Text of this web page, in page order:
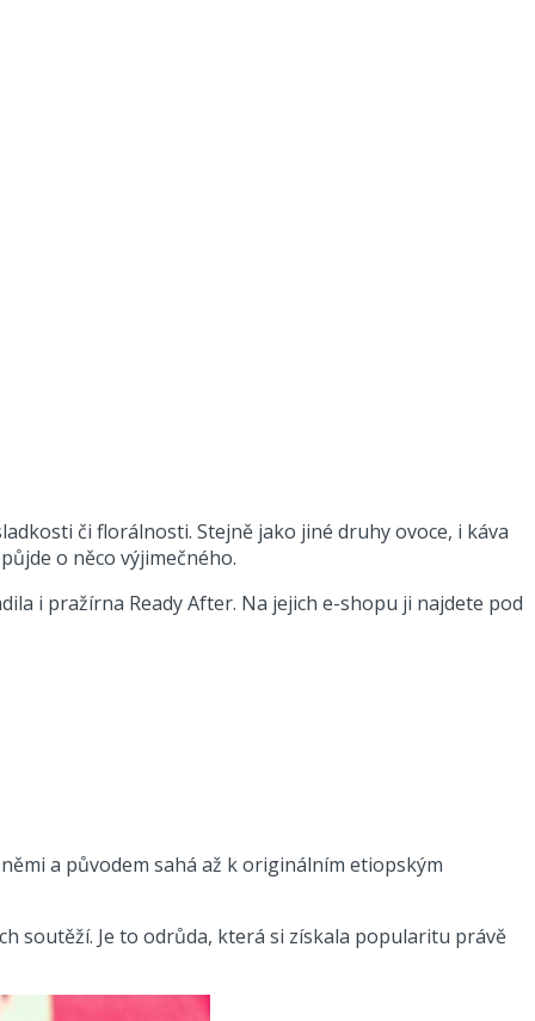
či florálnosti. Stejně jako jiné druhy ovoce, i káva
o něco výjimečného.
i pražírna Ready After. Na jejich e-shopu ji najdete pod
a původem sahá až k originálním etiopským
soutěží. Je to odrůda, která si získala popularitu právě